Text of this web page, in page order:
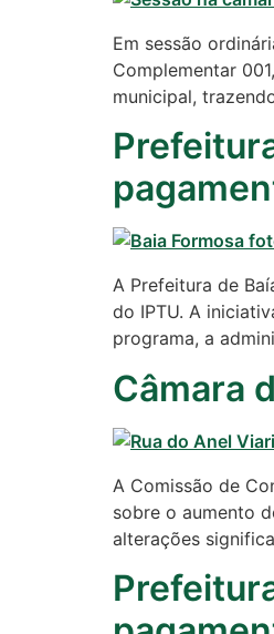
Cotidiano
Comunidade
Acontece no
Comércio e
Negócios na
Política
Turismo
Entretenimento
Litoral Sul
Baía Formosa
Em sessão
Complementar
municipal,
A Prefeitura de
do IPTU. A
programa, a
Câmara
A Comissão de
sobre o aumento
alterações